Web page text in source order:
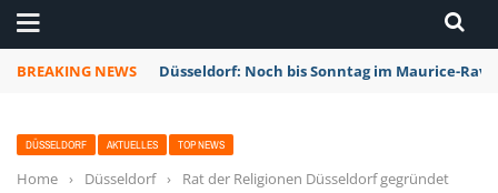
BREAKING NEWS Düsseldorf: Noch bis Sonntag im Maurice-
DÜSSELDORF AKTUELLES TOP NEWS
Home › Düsseldorf › Rat der Religionen Düsseldorf gegründet